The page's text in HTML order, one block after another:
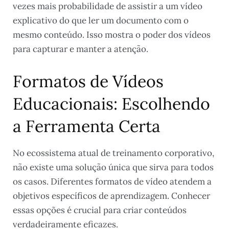
vezes mais probabilidade de assistir a um vídeo
explicativo do que ler um documento com o
mesmo conteúdo. Isso mostra o poder dos vídeos
para capturar e manter a atenção.
Formatos de Vídeos
Educacionais: Escolhendo
a Ferramenta Certa
No ecossistema atual de treinamento corporativo,
não existe uma solução única que sirva para todos
os casos. Diferentes formatos de vídeo atendem a
objetivos específicos de aprendizagem. Conhecer
essas opções é crucial para criar conteúdos
verdadeiramente eficazes.